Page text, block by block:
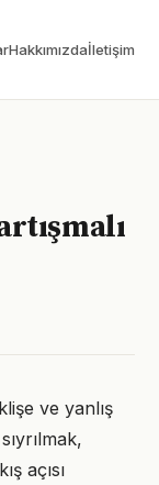
Hakkımızdaİletişim
ve yanlış
açısı